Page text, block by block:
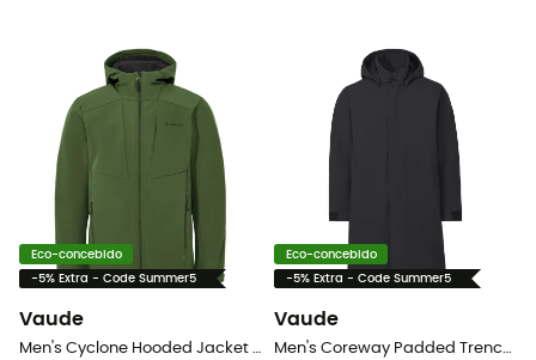
Eco-concebido
-5% Extra - Code Summer5
Vaude
Men's Cyclone Hooded Jacket II - Casaco softshell homem
Eco-concebido
-5% Extra - Code Summer5
Vaude
Men's Coreway Padded Trenchcoat - Casaco impermeável homem